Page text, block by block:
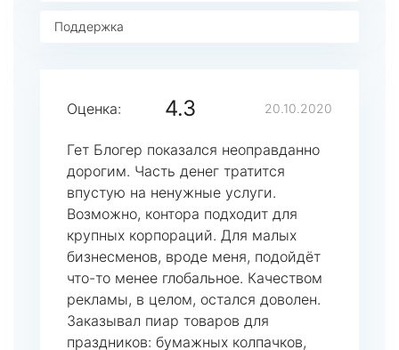
Поддержка
Оценка: 4.3 20.10.2020
Гет Блогер показался неоправданно
дорогим. Часть денег тратится
впустую на ненужные услуги.
Возможно, контора подходит для
крупных корпораций. Для малых
бизнесменов, вроде меня, подойдёт
что-то менее глобальное. Качеством
рекламы, в целом, остался доволен.
Заказывал пиар товаров для
праздников: бумажных колпачков,